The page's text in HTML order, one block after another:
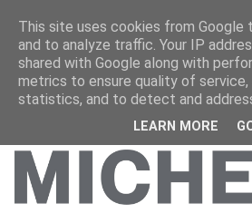
This site uses cookies from Google
and to analyze traffic. Your IP
shared with Google along with
metrics to ensure quality of service,
statistics, and to detect and
LEARN MORE